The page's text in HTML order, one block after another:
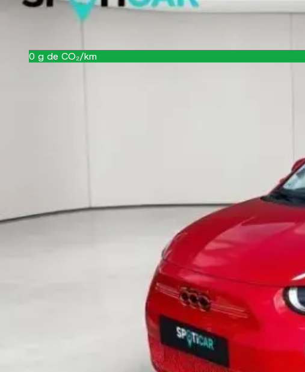
12 mois
0 g de CO₂/km
Assistance de maintien de trajectoire
Bacs de portes avant
Commandes du système audio au volant
Ecran multifonction couleur